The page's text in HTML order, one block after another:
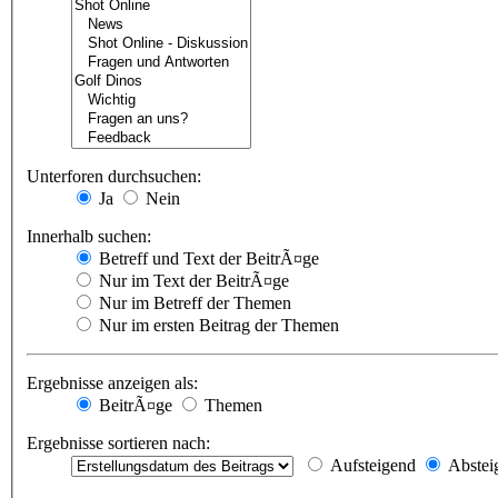
Unterforen durchsuchen:
Ja
Nein
Innerhalb suchen:
Betreff und Text der BeitrÃ¤ge
Nur im Text der BeitrÃ¤ge
Nur im Betreff der Themen
Nur im ersten Beitrag der Themen
Ergebnisse anzeigen als:
BeitrÃ¤ge
Themen
Ergebnisse sortieren nach:
Aufsteigend